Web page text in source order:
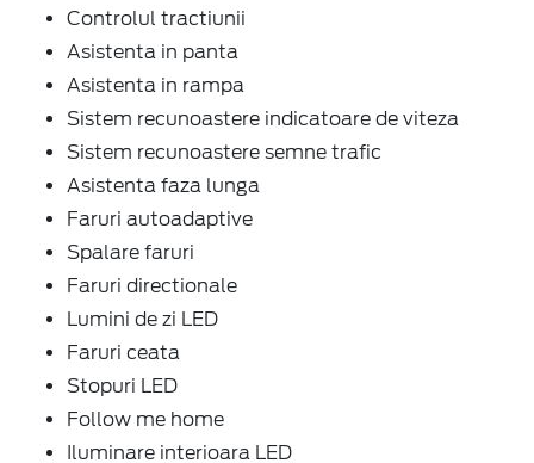
Controlul tractiunii
Asistenta in panta
Asistenta in rampa
Sistem recunoastere indicatoare de viteza
Sistem recunoastere semne trafic
Asistenta faza lunga
Faruri autoadaptive
Spalare faruri
Faruri directionale
Lumini de zi LED
Faruri ceata
Stopuri LED
Follow me home
Iluminare interioara LED